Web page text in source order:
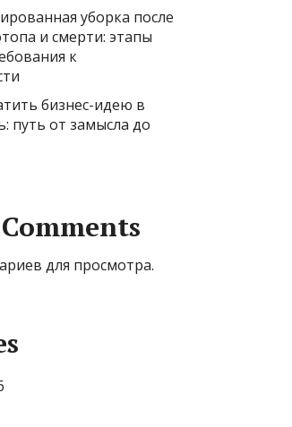
уборка после
и смерти: этапы
к
бизнес-идею в
путь от замысла до
для просмотра.